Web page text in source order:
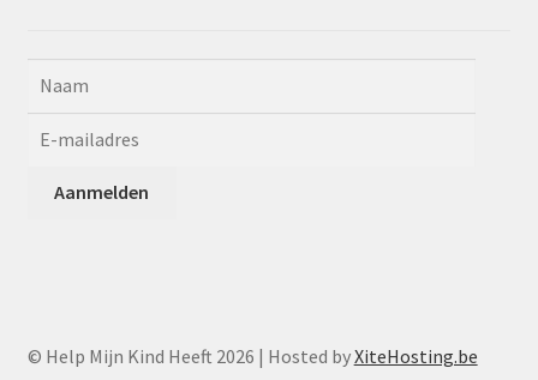
© Help Mijn Kind Heeft 2026 | Hosted byXiteHosting.be